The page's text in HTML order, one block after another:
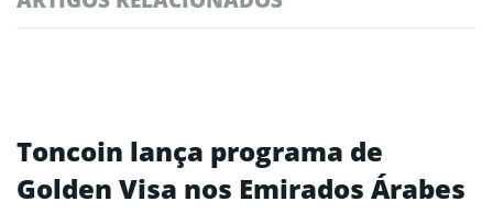
Toncoin lança programa de
Golden Visa nos Emirados Árabes